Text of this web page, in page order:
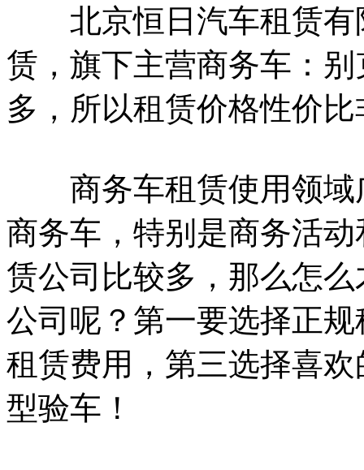
北京恒日汽车租赁有
赁，旗下主营商务车：
多，所以租赁价格性价
商务车租赁使用领域
商务车，特别是商务活
赁公司比较多，那么怎
公司呢？第一要选择正
租赁费用，第三选择喜
型验车！